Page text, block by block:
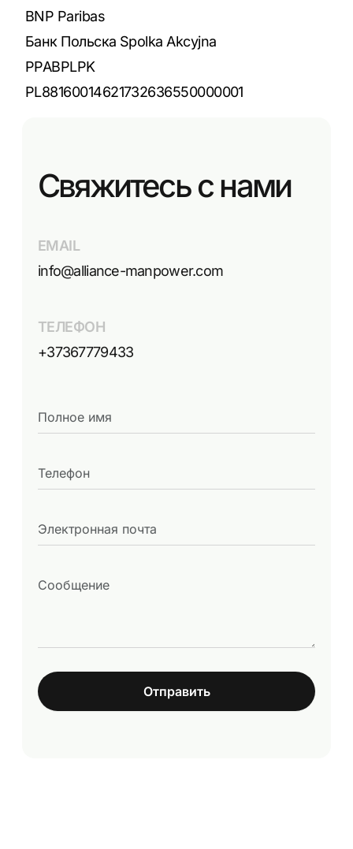
BNP Paribas
Банк Польска Spolka Akcyjna
PPABPLPK
PL88160014621732636550000001
Свяжитесь с нами
EMAIL
info@alliance-manpower.com
ТЕЛЕФОН
+37367779433
Отправить